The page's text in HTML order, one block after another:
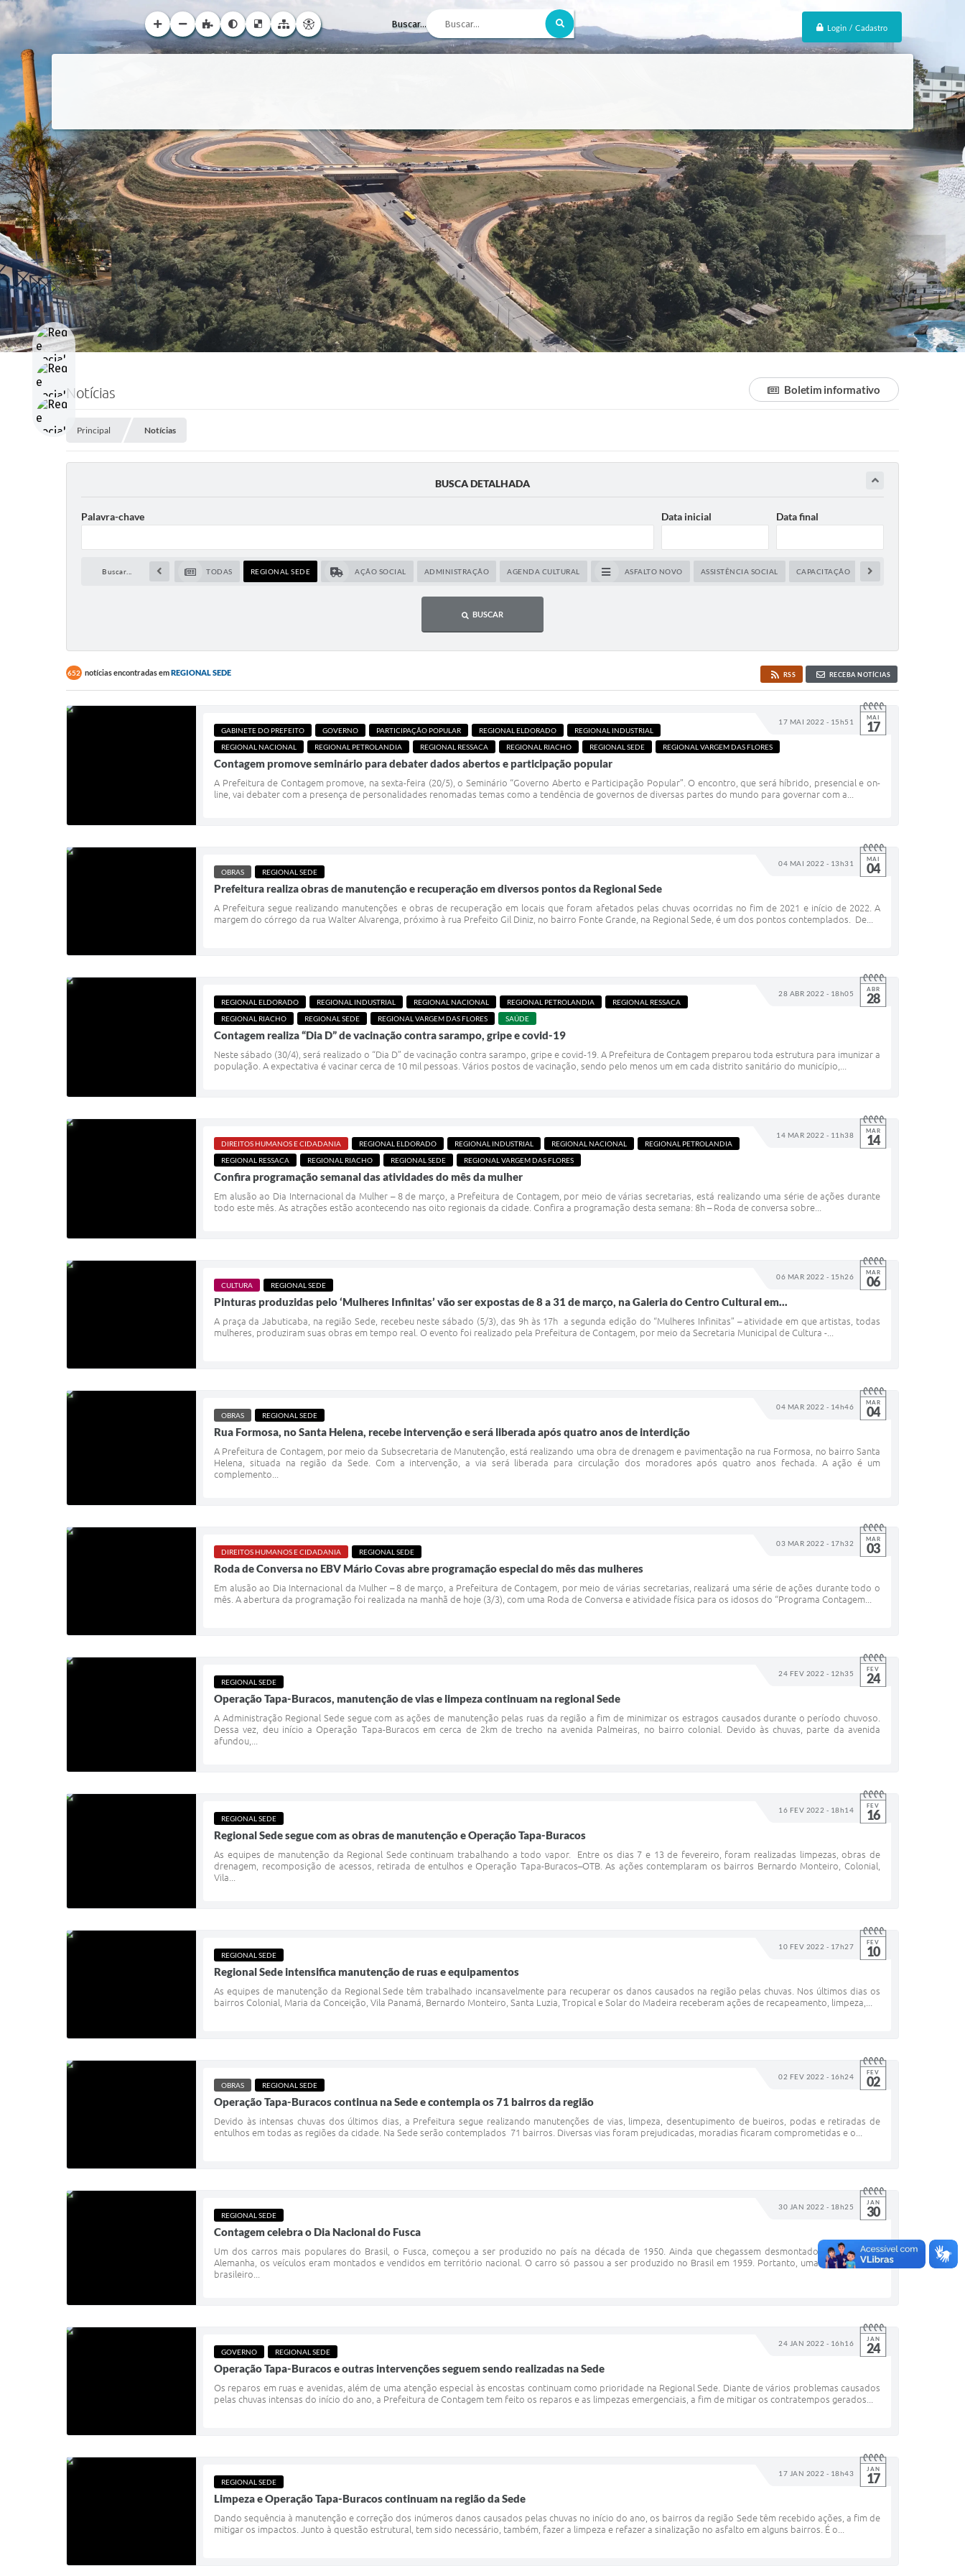
Login / Cadastro
Buscar...
Notícias Boletim informativo
Principal Notícias
BUSCA DETALHADA
Palavra-chave Data inicial Data final
Buscar... TODAS REGIONAL SEDE AÇÃO SOCIAL ADMINISTRAÇÃO AGENDA CULTURAL ASFALTO NOVO ASSISTÊNCIA SOCIAL CAPACITAÇÃO CENTRO DE COMANDO E
BUSCAR
652 notícias encontradas emREGIONAL SEDE RSS RECEBA NOTÍCIAS
17 MAI 2022 - 15h51 MAI
17
GABINETE DO PREFEITO GOVERNO PARTICIPAÇÃO POPULAR REGIONAL ELDORADO
REGIONAL INDUSTRIAL
REGIONAL NACIONAL
REGIONAL PETROLANDIA REGIONAL RESSACA REGIONAL RIACHO REGIONAL SEDE REGIONAL VARGEM DAS FLORES
Contagem promove seminário para debater dados abertos e participação popular
A Prefeitura de Contagem promove, na sexta-feira (20/5), o Seminário “Governo Aberto e Participação Popular”. O encontro, que será híbrido, presencial e on-
line, vai debater com a presença de personalidades renomadas temas como a tendência de governos de diversas partes do mundo para governar com a...
04 MAI 2022 - 13h31 MAI
04
OBRAS REGIONAL SEDE
Prefeitura realiza obras de manutenção e recuperação em diversos pontos da Regional Sede
A Prefeitura segue realizando manutenções e obras de recuperação em locais que foram afetados pelas chuvas ocorridas no fim de 2021 e início de 2022. A
margem do córrego da rua Walter Alvarenga, próximo à rua Prefeito Gil Diniz, no bairro Fonte Grande, na Regional Sede, é um dos pontos contemplados. De...
28 ABR 2022 - 18h05 ABR
28
REGIONAL ELDORADO REGIONAL INDUSTRIAL REGIONAL NACIONAL REGIONAL PETROLANDIA
REGIONAL RESSACA
REGIONAL RIACHO
REGIONAL SEDE REGIONAL VARGEM DAS FLORES SAÚDE
Contagem realiza “Dia D” de vacinação contra sarampo, gripe e covid-19
Neste sábado (30/4), será realizado o “Dia D” de vacinação contra sarampo, gripe e covid-19. A Prefeitura de Contagem preparou toda estrutura para imunizar a
população. A expectativa é vacinar cerca de 10 mil pessoas. Vários postos de vacinação, sendo pelo menos um em cada distrito sanitário do município,...
14 MAR 2022 - 11h38 MAR
14
DIREITOS HUMANOS E CIDADANIA REGIONAL ELDORADO REGIONAL INDUSTRIAL REGIONAL NACIONAL
REGIONAL PETROLANDIA
REGIONAL RESSACA
REGIONAL RIACHO REGIONAL SEDE REGIONAL VARGEM DAS FLORES
Confira programação semanal das atividades do mês da mulher
Em alusão ao Dia Internacional da Mulher – 8 de março, a Prefeitura de Contagem, por meio de várias secretarias, está realizando uma série de ações durante
todo este mês. As atrações estão acontecendo nas oito regionais da cidade. Confira a programação desta semana: 8h – Roda de conversa sobre...
06 MAR 2022 - 15h26 MAR
06
CULTURA REGIONAL SEDE
Pinturas produzidas pelo ‘Mulheres Infinitas’ vão ser expostas de 8 a 31 de março, na Galeria do Centro Cultural em...
A praça da Jabuticaba, na região Sede, recebeu neste sábado (5/3), das 9h às 17h a segunda edição do “Mulheres Infinitas” – atividade em que artistas, todas
mulheres, produziram suas obras em tempo real. O evento foi realizado pela Prefeitura de Contagem, por meio da Secretaria Municipal de Cultura -...
04 MAR 2022 - 14h46 MAR
04
OBRAS REGIONAL SEDE
Rua Formosa, no Santa Helena, recebe intervenção e será liberada após quatro anos de interdição
A Prefeitura de Contagem, por meio da Subsecretaria de Manutenção, está realizando uma obra de drenagem e pavimentação na rua Formosa, no bairro Santa
Helena, situada na região da Sede. Com a intervenção, a via será liberada para circulação dos moradores após quatro anos fechada. A ação é um
complemento...
03 MAR 2022 - 17h32 MAR
03
DIREITOS HUMANOS E CIDADANIA REGIONAL SEDE
Roda de Conversa no EBV Mário Covas abre programação especial do mês das mulheres
Em alusão ao Dia Internacional da Mulher – 8 de março, a Prefeitura de Contagem, por meio de várias secretarias, realizará uma série de ações durante todo o
mês. A abertura da programação foi realizada na manhã de hoje (3/3), com uma Roda de Conversa e atividade física para os idosos do “Programa Contagem...
24 FEV 2022 - 12h35 FEV
24
REGIONAL SEDE
Operação Tapa-Buracos, manutenção de vias e limpeza continuam na regional Sede
A Administração Regional Sede segue com as ações de manutenção pelas ruas da região a fim de minimizar os estragos causados durante o período chuvoso.
Dessa vez, deu início a Operação Tapa-Buracos em cerca de 2km de trecho na avenida Palmeiras, no bairro colonial. Devido às chuvas, parte da avenida
afundou,...
16 FEV 2022 - 18h14 FEV
16
REGIONAL SEDE
Regional Sede segue com as obras de manutenção e Operação Tapa-Buracos
As equipes de manutenção da Regional Sede continuam trabalhando a todo vapor. Entre os dias 7 e 13 de fevereiro, foram realizadas limpezas, obras de
drenagem, recomposição de acessos, retirada de entulhos e Operação Tapa-Buracos–OTB. As ações contemplaram os bairros Bernardo Monteiro, Colonial,
Vila...
10 FEV 2022 - 17h27 FEV
10
REGIONAL SEDE
Regional Sede intensifica manutenção de ruas e equipamentos
As equipes de manutenção da Regional Sede têm trabalhado incansavelmente para recuperar os danos causados na região pelas chuvas. Nos últimos dias os
bairros Colonial, Maria da Conceição, Vila Panamá, Bernardo Monteiro, Santa Luzia, Tropical e Solar do Madeira receberam ações de recapeamento, limpeza,...
02 FEV 2022 - 16h24 FEV
02
OBRAS REGIONAL SEDE
Operação Tapa-Buracos continua na Sede e contempla os 71 bairros da região
Devido às intensas chuvas dos últimos dias, a Prefeitura segue realizando manutenções de vias, limpeza, desentupimento de bueiros, podas e retiradas de
entulhos em todas as regiões da cidade. Na Sede serão contemplados 71 bairros. Diversas vias foram prejudicadas, moradias ficaram comprometidas e o...
30 JAN 2022 - 18h25 JAN
30
REGIONAL SEDE
Contagem celebra o Dia Nacional do Fusca
Um dos carros mais populares do Brasil, o Fusca, começou a ser produzido no país na década de 1950. Ainda que chegassem desmontados, oriundos da
Alemanha, os veículos eram montados e vendidos em território nacional. O carro só passou a ser produzido no Brasil em 1959. Portanto, uma ligação com o
brasileiro...
24 JAN 2022 - 16h16 JAN
24
GOVERNO REGIONAL SEDE
Operação Tapa-Buracos e outras intervenções seguem sendo realizadas na Sede
Os reparos em ruas e avenidas, além de uma atenção especial às encostas continuam como prioridade na Regional Sede. Diante de vários problemas causados
pelas chuvas intensas do início do ano, a Prefeitura de Contagem tem feito os reparos e as limpezas emergenciais, a fim de mitigar os contratempos gerados...
17 JAN 2022 - 18h43 JAN
17
REGIONAL SEDE
Limpeza e Operação Tapa-Buracos continuam na região da Sede
Dando sequência à manutenção e correção dos inúmeros danos causados pelas chuvas no início do ano, os bairros da região Sede têm recebido ações, a fim de
mitigar os impactos. Junto à questão estrutural, tem sido necessário, também, fazer a limpeza e refazer a sinalização no asfalto em alguns bairros. É o...